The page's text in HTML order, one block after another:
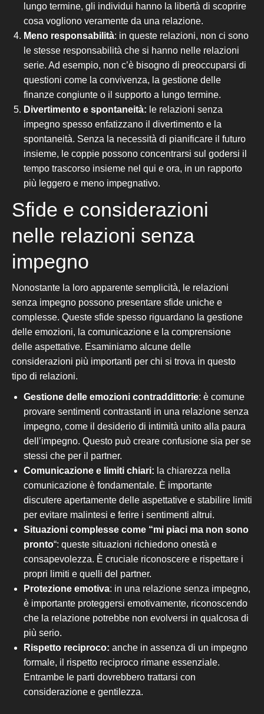
lungo termine, gli individui hanno la libertà di scoprire
cosa vogliono veramente da una relazione.
Meno responsabilità: in queste relazioni, non ci sono
le stesse responsabilità che si hanno nelle relazioni
serie. Ad esempio, non c’è bisogno di preoccuparsi di
questioni come la convivenza, la gestione delle
finanze congiunte o il supporto a lungo termine.
Divertimento e spontaneità: le relazioni senza
impegno spesso enfatizzano il divertimento e la
spontaneità. Senza la necessità di pianificare il futuro
insieme, le coppie possono concentrarsi sul godersi il
tempo trascorso insieme nel qui e ora, in un rapporto
più leggero e meno impegnativo.
Sfide e considerazioni
nelle relazioni senza
impegno
Nonostante la loro apparente semplicità, le relazioni
senza impegno possono presentare sfide uniche e
complesse. Queste sfide spesso riguardano la gestione
delle emozioni, la comunicazione e la comprensione
delle aspettative. Esaminiamo alcune delle
considerazioni più importanti per chi si trova in questo
tipo di relazioni.
Gestione delle emozioni contraddittorie: è comune
provare sentimenti contrastanti in una relazione senza
impegno, come il desiderio di intimità unito alla paura
dell’impegno. Questo può creare confusione sia per se
stessi che per il partner.
Comunicazione e limiti chiari: la chiarezza nella
comunicazione è fondamentale. È importante
discutere apertamente delle aspettative e stabilire limiti
per evitare malintesi e ferire i sentimenti altrui.
Situazioni complesse come “mi piaci ma non sono
pronto“: queste situazioni richiedono onestà e
consapevolezza. È cruciale riconoscere e rispettare i
propri limiti e quelli del partner.
Protezione emotiva: in una relazione senza impegno,
è importante proteggersi emotivamente, riconoscendo
che la relazione potrebbe non evolversi in qualcosa di
più serio.
Rispetto reciproco: anche in assenza di un impegno
formale, il rispetto reciproco rimane essenziale.
Entrambe le parti dovrebbero trattarsi con
considerazione e gentilezza.